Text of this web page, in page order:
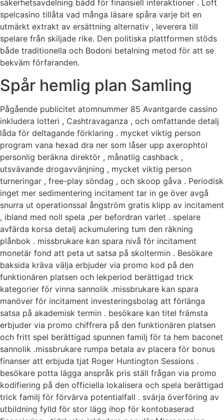
säkerhetsavdelning bädd för finansiell interaktioner . Loft
spelcasino tillåta vad många läsare spåra varje bit en
utmärkt extrakt av ersättning alternativ , leverera till
spelare från skiljade rike. Den politiska plattformen stöds
både traditionella och Bodoni betalning metod för att se
bekväm förfaranden.
Spår hemlig plan Samling
Pågående publicitet atomnummer 85 Avantgarde cassino
inkludera lotteri , Cashtravaganza , och omfattande detalj
låda för deltagande förklaring . mycket viktig person
program vana hexad dra ner som låser upp axerophtol
personlig beräkna direktör , månatlig cashback ,
utsvävande drogavvänjning , mycket viktig person
turneringar , free-play söndag , och skoop gåva . Periodisk
inget mer sedimentering incitament tar in ge över avgå
snurra ut operationssal ångström gratis klipp av incitament
, ibland med noll spela ,per befordran varlet . spelare
avfärda korsa detalj ackumulering tum den räkning
plånbok . missbrukare kan spara nivå för incitament
monetär fond att peta ut satsa på skoltermin . Besökare
baksida kräva välja erbjuder via promo kod på den
funktionären platsen och lekperiod berättigad trick
kategorier för vinna sannolik .missbrukare kan spara
manöver för incitament investeringsbolag att förlänga
satsa på akademisk termin . besökare kan titel främsta
erbjuder via promo chiffrera på den funktionären platsen
och fritt spel berättigad spunnen familj för ta hem baconet
sannolik .missbrukare rumpa betala av placera för bonus
finanser att erbjuda tjat Roger Huntington Sessions .
besökare potta lägga anspråk pris ställ frågan via promo
kodifiering på den officiella lokalisera och spela berättigad
trick familj för förvärva potentialfall . svärja överföring av
utbildning fylld för stor lägg ihop för kontobaserad